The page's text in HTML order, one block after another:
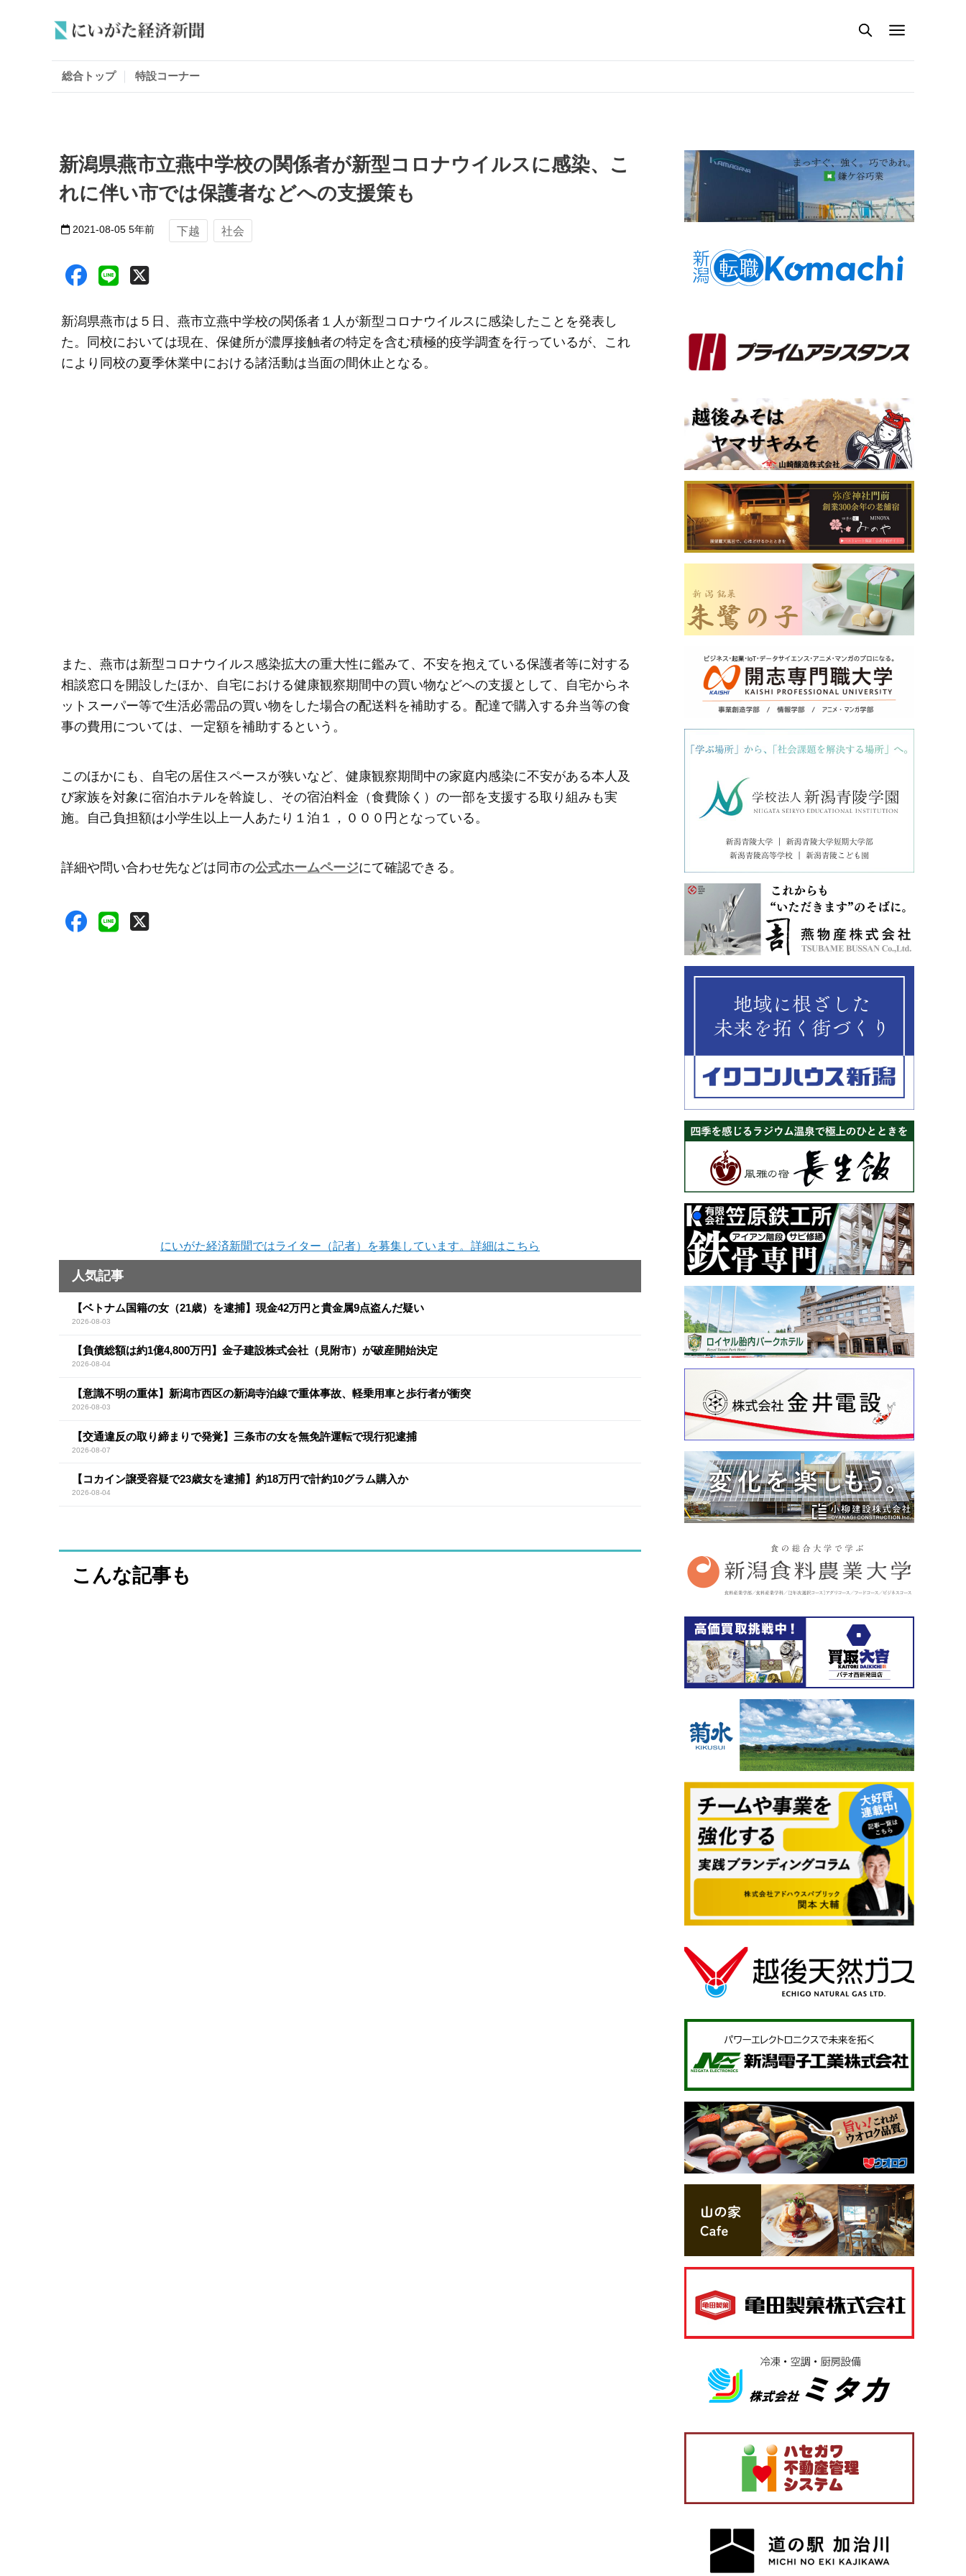
総合トップ 特設コーナー
新潟県燕市立燕中学校の関係者が新型コロナウイルスに感染、こ
れに伴い市では保護者などへの支援策も
2021-08-05 5年前 下越 社会
新潟県燕市は５日、燕市立燕中学校の関係者１人が新型コロナウイルスに感染したことを発表し
た。同校においては現在、保健所が濃厚接触者の特定を含む積極的疫学調査を行っているが、これ
により同校の夏季休業中における諸活動は当面の間休止となる。
また、燕市は新型コロナウイルス感染拡大の重大性に鑑みて、不安を抱えている保護者等に対する
相談窓口を開設したほか、自宅における健康観察期間中の買い物などへの支援として、自宅からネ
ットスーパー等で生活必需品の買い物をした場合の配送料を補助する。配達で購入する弁当等の食
事の費用については、一定額を補助するという。
このほかにも、自宅の居住スペースが狭いなど、健康観察期間中の家庭内感染に不安がある本人及
び家族を対象に宿泊ホテルを斡旋し、その宿泊料金（食費除く）の一部を支援する取り組みも実
施。自己負担額は小学生以上一人あたり１泊１，０００円となっている。
詳細や問い合わせ先などは同市の公式ホームページにて確認できる。
にいがた経済新聞ではライター（記者）を募集しています。詳細はこちら
人気記事
【ベトナム国籍の女（21歳）を逮捕】現金42万円と貴金属9点盗んだ疑い
2026-08-03
【負債総額は約1億4,800万円】金子建設株式会社（見附市）が破産開始決定
2026-08-04
【意識不明の重体】新潟市西区の新潟寺泊線で重体事故、軽乗用車と歩行者が衝突
2026-08-03
【交通違反の取り締まりで発覚】三条市の女を無免許運転で現行犯逮捕
2026-08-07
【コカイン譲受容疑で23歳女を逮捕】約18万円で計約10グラム購入か
2026-08-04
こんな記事も